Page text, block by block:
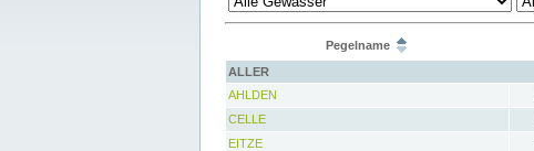
Pegelname
ALLER
AHLDEN
CELLE
EITZE